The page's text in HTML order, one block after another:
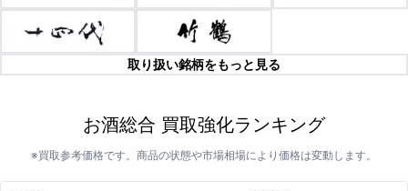
取り扱い銘柄をもっと見る
お酒総合 買取強化ランキング
※買取参考価格です。商品の状態や市場相場により価格は変動します。